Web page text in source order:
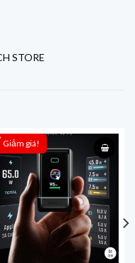
STORE
Giảm giá!